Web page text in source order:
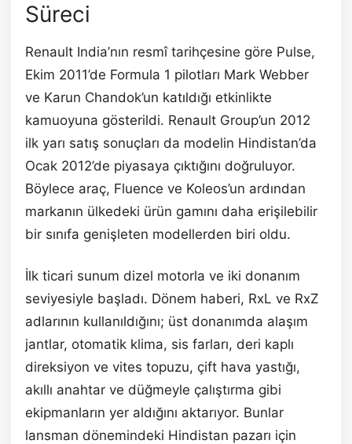
Süreci
Renault India’nın resmî tarihçesine göre Pulse,
Ekim 2011’de Formula 1 pilotları Mark Webber
ve Karun Chandok’un katıldığı etkinlikte
kamuoyuna gösterildi. Renault Group’un 2012
ilk yarı satış sonuçları da modelin Hindistan’da
Ocak 2012’de piyasaya çıktığını doğruluyor.
Böylece araç, Fluence ve Koleos’un ardından
markanın ülkedeki ürün gamını daha erişilebilir
bir sınıfa genişleten modellerden biri oldu.
İlk ticari sunum dizel motorla ve iki donanım
seviyesiyle başladı. Dönem haberi, RxL ve RxZ
adlarının kullanıldığını; üst donanımda alaşım
jantlar, otomatik klima, sis farları, deri kaplı
direksiyon ve vites topuzu, çift hava yastığı,
akıllı anahtar ve düğmeyle çalıştırma gibi
ekipmanların yer aldığını aktarıyor. Bunlar
lansman dönemindeki Hindistan pazarı için